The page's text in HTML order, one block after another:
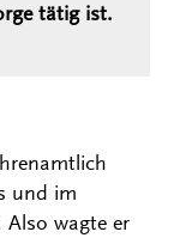
tätig ist.
und im
Also wagte er